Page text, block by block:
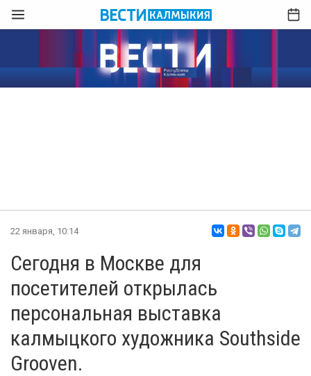
22 января, 10:14
Сегодня в Москве для
посетителей открылась
персональная выставка
калмыцкого художника Southside
Grooven.